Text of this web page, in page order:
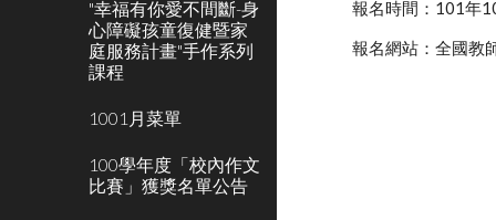
"幸福有你愛不間斷-身
心障礙孩童復健暨家
庭服務計畫"手作系列
課程
1001月菜單
100學年度「校內作文
比賽」獲獎名單公告
報名時間：101年
報名網站：全國教